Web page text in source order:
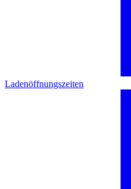
Ladenöffnungszeiten